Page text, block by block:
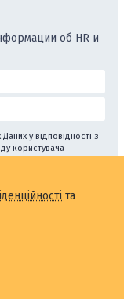
об HR и
у відповідності з
користувача
та